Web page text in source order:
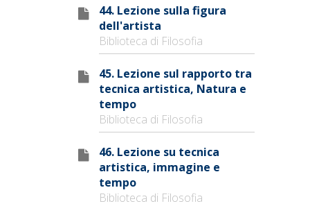
44. Lezione sulla figura
dell'artista
Biblioteca di Filosofia
45. Lezione sul rapporto tra
tecnica artistica, Natura e
tempo
Biblioteca di Filosofia
46. Lezione su tecnica
artistica, immagine e
tempo
Biblioteca di Filosofia